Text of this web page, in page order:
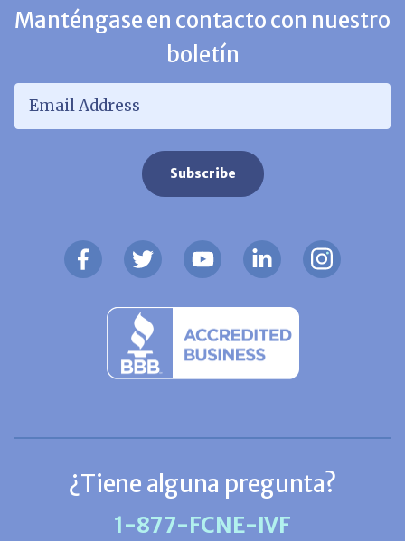
Manténgase en contacto con nuestro
boletín
¿Tiene alguna pregunta?
1-877-FCNE-IVF